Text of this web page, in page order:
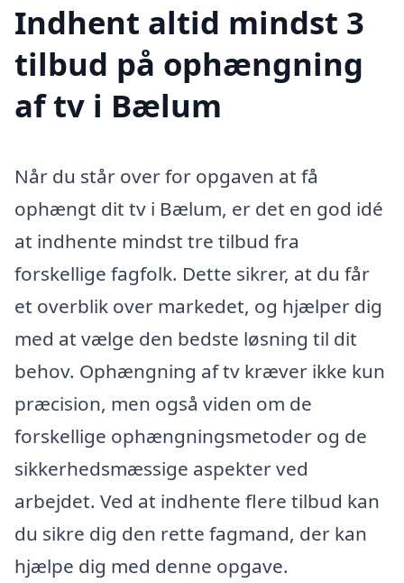
Indhent altid mindst 3
tilbud på ophængning
af tv i Bælum
Når du står over for opgaven at få
ophængt dit tv i Bælum, er det en god idé
at indhente mindst tre tilbud fra
forskellige fagfolk. Dette sikrer, at du får
et overblik over markedet, og hjælper dig
med at vælge den bedste løsning til dit
behov. Ophængning af tv kræver ikke kun
præcision, men også viden om de
forskellige ophængningsmetoder og de
sikkerhedsmæssige aspekter ved
arbejdet. Ved at indhente flere tilbud kan
du sikre dig den rette fagmand, der kan
hjælpe dig med denne opgave.